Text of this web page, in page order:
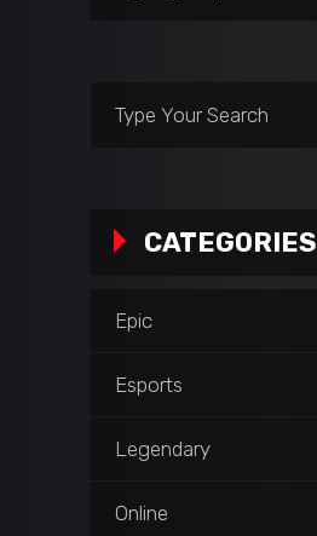
CATEGORIES
Epic
Esports
Legendary
Online